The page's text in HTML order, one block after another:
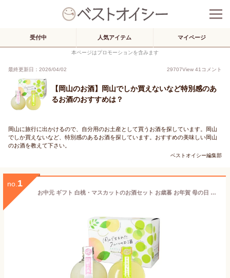
受付中 人気アイテム マイページ
本ページはプロモーションを含みます
最終更新日：2026/04/02 29707View 41 コメント
【岡山のお酒】岡山でしか買えないなど特別感のあ
るお酒のおすすめは？
岡山に旅行に出かけるので、自分用のお土産として買うお酒を探しています。岡山
でしか買えないなど、特別感のあるお酒を探しています。おすすめの美味しい岡山
のお酒を教えて下さい。
ベストオイシー編集部
no. 1
お中元 ギフト 白桃・マスカットのお酒セット お歳暮 お年賀 母の日 誕生日 内祝い 御祝 お礼 プレゼント 贈り物 贈答 女性 が 喜ぶ もらって うれしい 果物 果汁 フルーツ 桃 白桃 マスカット お酒 酒 リキュール セット 珍しい 岡山県 お土産 宮下酒造